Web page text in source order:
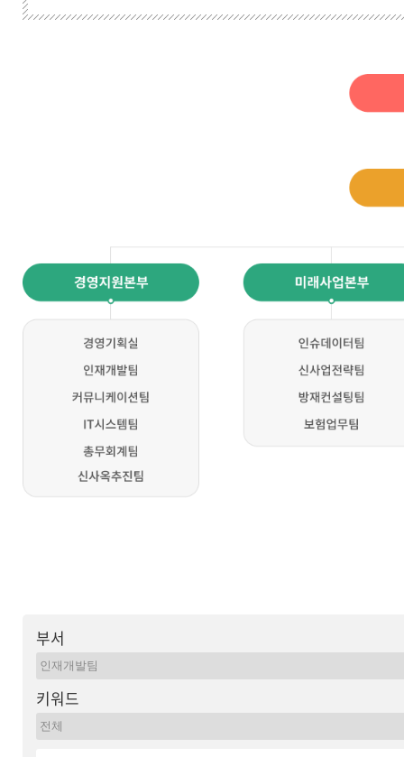
부서
키워드